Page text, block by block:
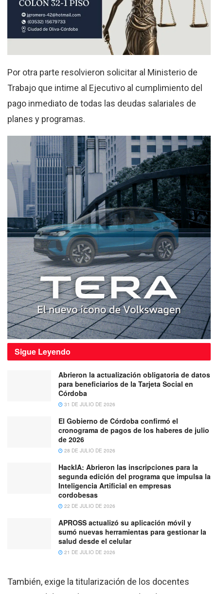
Por otra parte resolvieron solicitar al Ministerio de
Trabajo que intime al Ejecutivo al cumplimiento del
pago inmediato de todas las deudas salariales de
planes y programas.
Sigue Leyendo
Abrieron la actualización obligatoria de datos
para beneficiarios de la Tarjeta Social en
Córdoba
31 DE JULIO DE 2026
El Gobierno de Córdoba confirmó el
cronograma de pagos de los haberes de julio
de 2026
28 DE JULIO DE 2026
HackIA: Abrieron las inscripciones para la
segunda edición del programa que impulsa la
Inteligencia Artificial en empresas
cordobesas
22 DE JULIO DE 2026
APROSS actualizó su aplicación móvil y
sumó nuevas herramientas para gestionar la
salud desde el celular
21 DE JULIO DE 2026
También, exige la titularización de los docentes